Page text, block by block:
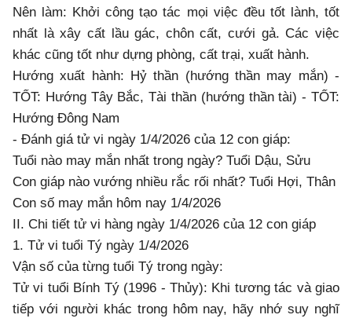
Nên làm: Khởi công tạo tác mọi việc đều tốt lành, tốt
nhất là xây cất lầu gác, chôn cất, cưới gả. Các việc
khác cũng tốt như dựng phòng, cất trại, xuất hành.
Hướng xuất hành: Hỷ thần (hướng thần may mắn) -
TỐT: Hướng Tây Bắc, Tài thần (hướng thần tài) - TỐT:
Hướng Đông Nam
- Đánh giá tử vi ngày 1/4/2026 của 12 con giáp:
Tuổi nào may mắn nhất trong ngày? Tuổi Dậu, Sửu
Con giáp nào vướng nhiều rắc rối nhất? Tuổi Hợi, Thân
Con số may mắn hôm nay 1/4/2026
II. Chi tiết tử vi hàng ngày 1/4/2026 của 12 con giáp
1. Tử vi tuổi Tý ngày 1/4/2026
Vận số của từng tuổi Tý trong ngày:
Tử vi tuổi Bính Tý (1996 - Thủy): Khi tương tác và giao
tiếp với người khác trong hôm nay, hãy nhớ suy nghĩ